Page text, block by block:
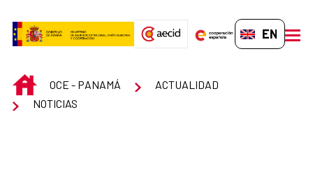
EN-GB
INICIOOCE - PANAMÁ
ACTUALIDAD
NOTICIAS